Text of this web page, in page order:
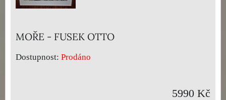
MOŘE - FUSEK OTTO
Dostupnost: Prodáno
5990 Kč